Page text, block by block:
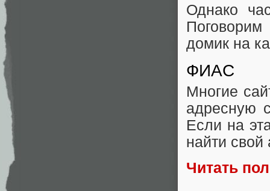
Однако
домик на
ФИАС
Многие
адресную
Если на
найти свой
Читать